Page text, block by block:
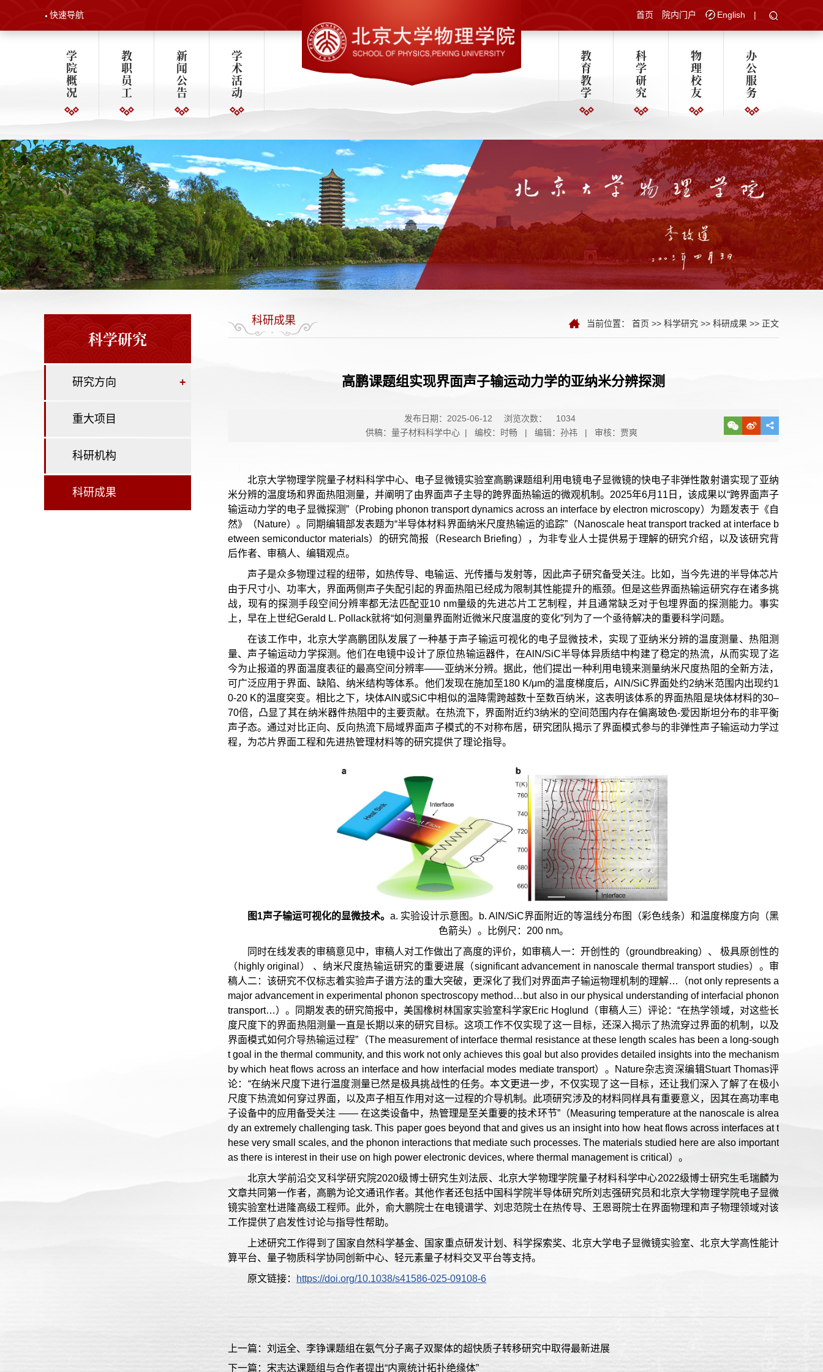
快速导航 首页 院内门户 English |
学
院
概
况
教
职
员
工
新
闻
公
告
学
术
活
动
教
育
教
学
科
学
研
究
物
理
校
友
办
公
服
务
科学研究
研究方向 +
重大项目
科研机构
科研成果
科研成果 当前位置： 首页 >> 科学研究 >> 科研成果 >> 正文
高鹏课题组实现界面声子输运动力学的亚纳米分辨探测
发布日期：2025-06-12 浏览次数：
1034
供稿：量子材料科学中心 | 编校：时畅 | 编辑：孙祎 | 审核：贾爽
北京大学物理学院量子材料科学中心、电子显微镜实验室高鹏课题组利用电镜电子显微镜的快电子非弹性散射谱实现了亚纳
米分辨的温度场和界面热阻测量，并阐明了由界面声子主导的跨界面热输运的微观机制。2025年6月11日，该成果以“跨界面声子
输运动力学的电子显微探测”（Probing phonon transport dynamics across an interface by electron microscopy）为题发表于《自
然》（Nature）。同期编辑部发表题为“半导体材料界面纳米尺度热输运的追踪”（Nanoscale heat transport tracked at interface b
etween semiconductor materials）的研究简报（Research Briefing），为非专业人士提供易于理解的研究介绍，以及该研究背
后作者、审稿人、编辑观点。
声子是众多物理过程的纽带，如热传导、电输运、光传播与发射等，因此声子研究备受关注。比如，当今先进的半导体芯片
由于尺寸小、功率大，界面两侧声子失配引起的界面热阻已经成为限制其性能提升的瓶颈。但是这些界面热输运研究存在诸多挑
战，现有的探测手段空间分辨率都无法匹配亚10 nm量级的先进芯片工艺制程，并且通常缺乏对于包埋界面的探测能力。事实
上，早在上世纪Gerald L. Pollack就将“如何测量界面附近微米尺度温度的变化”列为了一个亟待解决的重要科学问题。
在该工作中，北京大学高鹏团队发展了一种基于声子输运可视化的电子显微技术，实现了亚纳米分辨的温度测量、热阻测
量、声子输运动力学探测。他们在电镜中设计了原位热输运器件，在AlN/SiC半导体异质结中构建了稳定的热流，从而实现了迄
今为止报道的界面温度表征的最高空间分辨率——亚纳米分辨。据此，他们提出一种利用电镜来测量纳米尺度热阻的全新方法，
可广泛应用于界面、缺陷、纳米结构等体系。他们发现在施加至180 K/μm的温度梯度后，AlN/SiC界面处约2纳米范围内出现约1
0-20 K的温度突变。相比之下，块体AlN或SiC中相似的温降需跨越数十至数百纳米，这表明该体系的界面热阻是块体材料的30–
70倍，凸显了其在纳米器件热阻中的主要贡献。在热流下，界面附近约3纳米的空间范围内存在偏离玻色-爱因斯坦分布的非平衡
声子态。通过对比正向、反向热流下局域界面声子模式的不对称布居，研究团队揭示了界面模式参与的非弹性声子输运动力学过
程，为芯片界面工程和先进热管理材料等的研究提供了理论指导。
图1声子输运可视化的显微技术。 a. 实验设计示意图。b. AlN/SiC界面附近的等温线分布图（彩色线条）和温度梯度方向（黑
色箭头）。比例尺：200 nm。
同时在线发表的审稿意见中，审稿人对工作做出了高度的评价，如审稿人一：开创性的（groundbreaking）、 极具原创性的
（highly original） 、纳米尺度热输运研究的重要进展（significant advancement in nanoscale thermal transport studies）。审
稿人二：该研究不仅标志着实验声子谱方法的重大突破，更深化了我们对界面声子输运物理机制的理解…（not only represents a
major advancement in experimental phonon spectroscopy method…but also in our physical understanding of interfacial phonon
transport…）。同期发表的研究简报中，美国橡树林国家实验室科学家Eric Hoglund（审稿人三）评论：“在热学领域，对这些长
度尺度下的界面热阻测量一直是长期以来的研究目标。这项工作不仅实现了这一目标，还深入揭示了热流穿过界面的机制，以及
界面模式如何介导热输运过程”（The measurement of interface thermal resistance at these length scales has been a long-sough
t goal in the thermal community, and this work not only achieves this goal but also provides detailed insights into the mechanism
by which heat flows across an interface and how interfacial modes mediate transport）。Nature杂志资深编辑Stuart Thomas评
论：“在纳米尺度下进行温度测量已然是极具挑战性的任务。本文更进一步，不仅实现了这一目标，还让我们深入了解了在极小
尺度下热流如何穿过界面，以及声子相互作用对这一过程的介导机制。此项研究涉及的材料同样具有重要意义，因其在高功率电
子设备中的应用备受关注 —— 在这类设备中，热管理是至关重要的技术环节”（Measuring temperature at the nanoscale is alrea
dy an extremely challenging task. This paper goes beyond that and gives us an insight into how heat flows across interfaces at t
hese very small scales, and the phonon interactions that mediate such processes. The materials studied here are also important
as there is interest in their use on high power electronic devices, where thermal management is critical）。
北京大学前沿交叉科学研究院2020级博士研究生刘法辰、北京大学物理学院量子材料科学中心2022级博士研究生毛瑞麟为
文章共同第一作者，高鹏为论文通讯作者。其他作者还包括中国科学院半导体研究所刘志强研究员和北京大学物理学院电子显微
镜实验室杜进隆高级工程师。此外，俞大鹏院士在电镜谱学、刘忠范院士在热传导、王恩哥院士在界面物理和声子物理领域对该
工作提供了启发性讨论与指导性帮助。
上述研究工作得到了国家自然科学基金、国家重点研发计划、科学探索奖、北京大学电子显微镜实验室、北京大学高性能计
算平台、量子物质科学协同创新中心、轻元素量子材料交叉平台等支持。
原文链接：
https://doi.org/10.1038/s41586-025-09108-6
上一篇：刘运全、李铮课题组在氨气分子离子双聚体的超快质子转移研究中取得最新进展
下一篇：宋志达课题组与合作者提出“内禀统计拓扑绝缘体”